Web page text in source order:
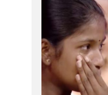
வாழ்க்கை